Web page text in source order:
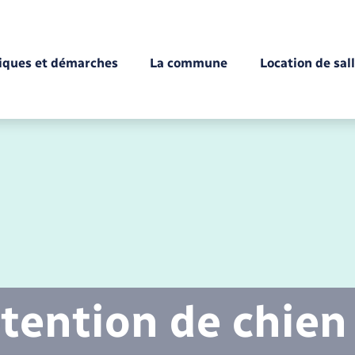
et démarches
Citoyenneté
Mariage – PACS
La commune Location de
de chien